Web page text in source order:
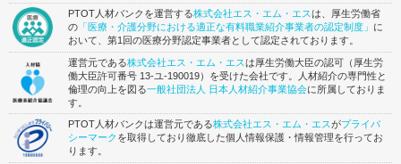
PTOT人材バンクを運営する株式会社エス・エム・エスは、厚生労働省
の 「医療・介護分野における適正な有料職業紹介事業者の認定制度」 に
おいて、第1回の医療分野認定事業者として認定されております。
運営元である株式会社エス・エム・エスは厚生労働大臣の認可（厚生労
働大臣許可番号 13-ユ-190019）を受けた会社です。人材紹介の専門性と
倫理の向上を図る一般社団法人 日本人材紹介事業協会に所属しておりま
す。
PTOT人材バンクは運営元である株式会社エス・エム・エスがプライバ
シーマーク を取得しており徹底した個人情報保護・情報管理を行ってお
ります。